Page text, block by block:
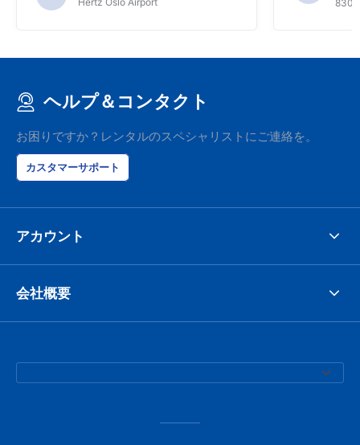
8300
ヘルプ＆コンタクト
お困りですか？レンタルのスペシャリストにご連絡を。
カスタマーサポート
アカウント
会社概要